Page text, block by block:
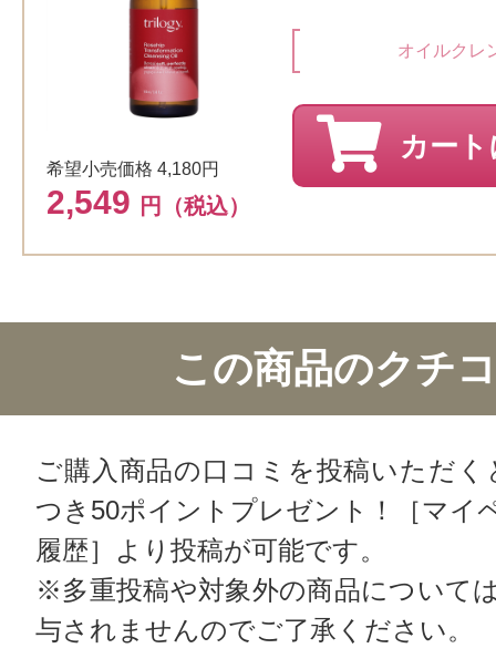
希望小売価格 4,180円
2,549 円（税込）
オイルクレ
カー
この商品のクチ
ご購入商品の口コミを投稿いただく
つき50ポイントプレゼント！［マイ
履歴］より投稿が可能です。
※多重投稿や対象外の商品について
与されませんのでご了承ください。